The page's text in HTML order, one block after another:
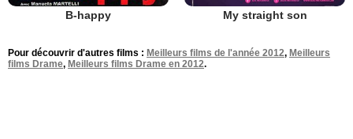
B-happy My straight son
Pour découvrir d'autres films : Meilleurs films de l'année 2012, Meilleurs
films Drame, Meilleurs films Drame en 2012.